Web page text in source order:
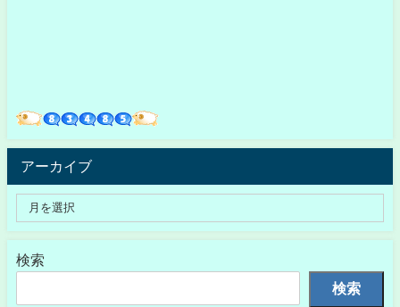
アーカイブ
検索
検索